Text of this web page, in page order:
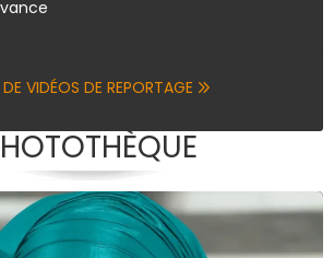
DE VIDÉOS DE REPORTAGE